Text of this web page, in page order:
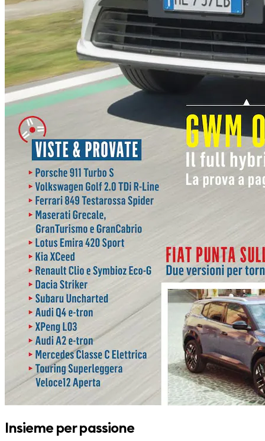
Insieme per passione